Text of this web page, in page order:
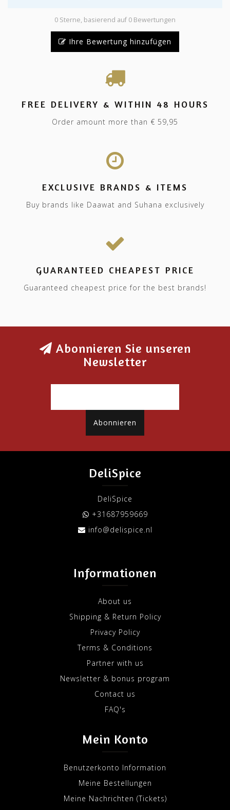
0 Sterne, basierend auf 0 Bewertungen
Ihre Bewertung hinzufügen
FREE DELIVERY & WITHIN 48 HOURS
Order amount more than € 59,95
EXCLUSIVE BRANDS & ITEMS
Buy brands like Daawat and Suhana exclusively
GUARANTEED CHEAPEST PRICE
Guaranteed cheapest price for the best brands!
Abonnieren Sie unseren
Newsletter
Abonnieren
DeliSpice
DeliSpice
+31687959669
info@delispice.nl
Informationen
About us
Shipping & Return Policy
Privacy Policy
Terms & Conditions
Partner with us
Newsletter & bonus program
Contact us
FAQ's
Mein Konto
Benutzerkonto Information
Meine Bestellungen
Meine Nachrichten (Tickets)